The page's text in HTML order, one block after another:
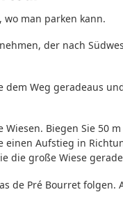
man parken kann.
der nach
dem Weg geradeaus
Biegen Sie 50
einen Aufstieg in
die große Wiese
de Pré Bourret folgen.